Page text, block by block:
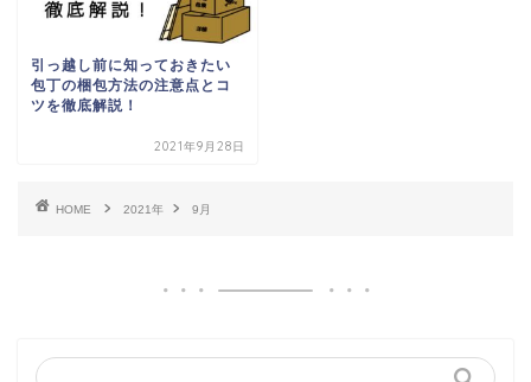
引っ越し前に知っておきたい
包丁の梱包方法の注意点とコ
ツを徹底解説！
2021年9月28日
HOME 2021年 9月